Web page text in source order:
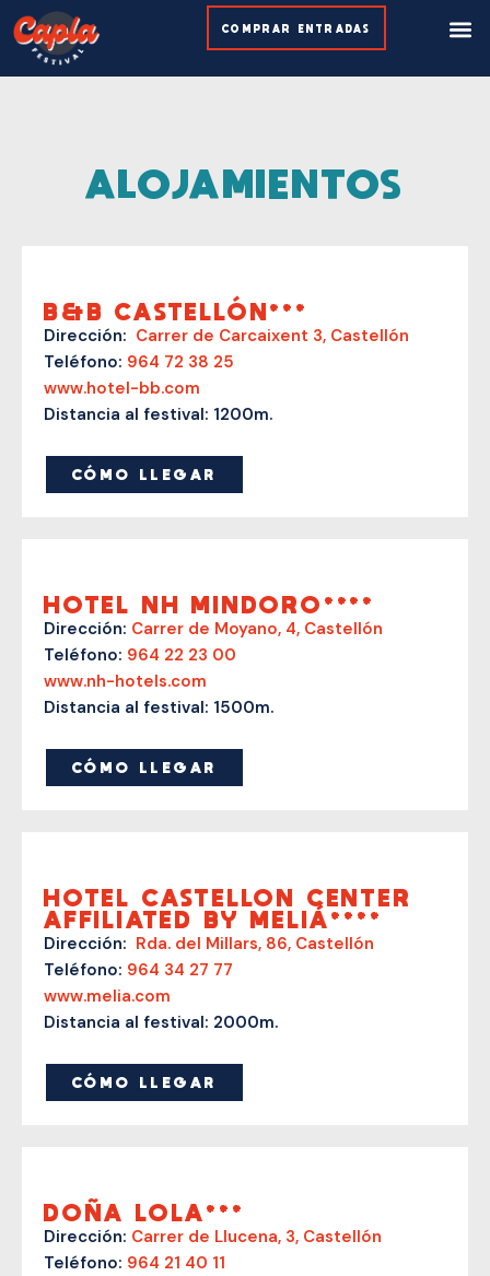
contenido
COMPRAR ENTRADAS
ALOJAMIENTOS
B&B CASTELLÓN***
Dirección: Carrer de Carcaixent 3, Castellón
Teléfono: 964 72 38 25
www.hotel-bb.com
Distancia al festival: 1200m.
CÓMO LLEGAR
HOTEL NH MINDORO****
Dirección: Carrer de Moyano, 4, Castellón
Teléfono: 964 22 23 00
www.nh-hotels.com
Distancia al festival: 1500m.
CÓMO LLEGAR
HOTEL CASTELLON CENTER
AFFILIATED BY MELIÁ****
Dirección: Rda. del Millars, 86, Castellón
Teléfono: 964 34 27 77
www.melia.com
Distancia al festival: 2000m.
CÓMO LLEGAR
DOÑA LOLA***
Dirección: Carrer de Llucena, 3, Castellón
Teléfono: 964 21 40 11